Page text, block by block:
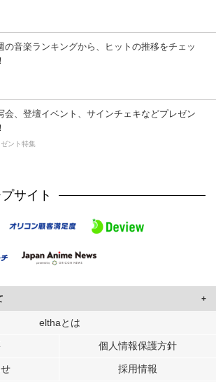
の音楽ランキングから、ヒットの推移をチェッ
会、登壇イベント、サインチェキなどプレゼン
ゼント特集
サイト
使用して、ユーザーに合わせたコンテンツや広告の
ータ解析の各パートナーに提供しています。
elthaとは
個人情報保護方針
採用情報